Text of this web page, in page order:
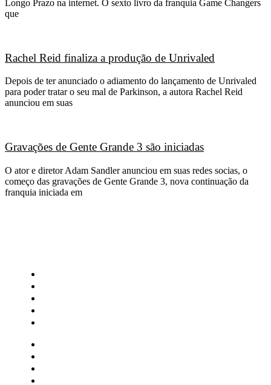
Longo Prazo na internet. O sexto livro da franquia Game Changers
que
Rachel Reid finaliza a produção de Unrivaled
Depois de ter anunciado o adiamento do lançamento de Unrivaled
para poder tratar o seu mal de Parkinson, a autora Rachel Reid
anunciou em suas
Gravações de Gente Grande 3 são iniciadas
O ator e diretor Adam Sandler anunciou em suas redes socias, o
começo das gravações de Gente Grande 3, nova continuação da
franquia iniciada em